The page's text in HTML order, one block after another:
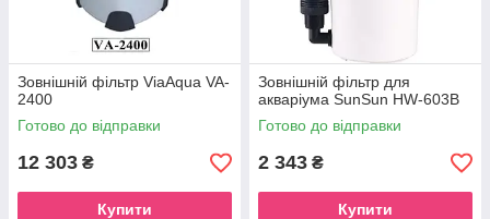
Зовнішній фільтр ViaAqua VA-
2400
Готово до відправки
12 303 ₴
Купити
Зовнішній фільтр для
акваріума SunSun HW-603B
Готово до відправки
2 343 ₴
Купити